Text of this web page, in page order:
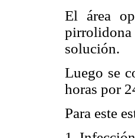
El área
solución.
Luego se
horas por
Para este